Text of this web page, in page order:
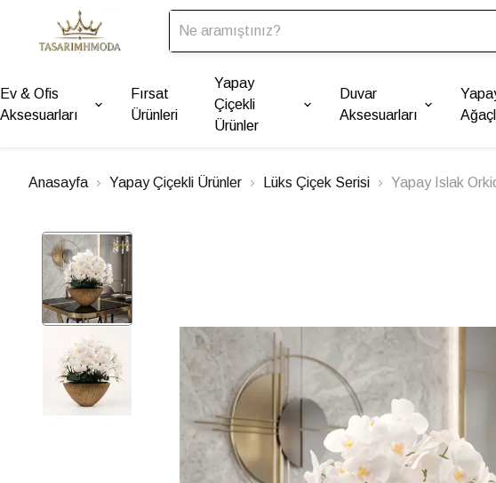
Ev & Ofis
Aksesuarları
Fırsat
Ürünleri
Yapay
Çiçekli
Ürünler
Duvar
Aksesuarları
Anasayfa Yapay Çiçekli Ürünler Lüks Çiçek Serisi Yapay Islak